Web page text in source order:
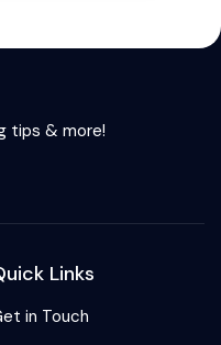
tips & more!
Links
in Touch